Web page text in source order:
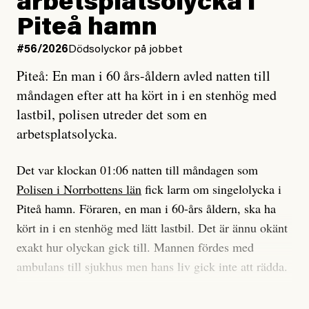
tidning?
Vad är bra journalistik?
Ett försök till korta svar som jag hoppas kan förtydliga
för Kuhn och Sassarinis-McGowan och andra hur jag
som chefredaktör ser på Dagens ETC:s uppdrag och
roll.
Vi skriver för våra läsare som vill bli informerade,
överraskade, bekräftade, utmanade – och som kräver
att vi granskar allt och alla.
Vi är som sagt en röd, grön och oberoende tidning.
Det betyder en annan journalistik än vad du hittar i
enligt uråldrig metod
och lade min sista ungdom
på att laga en gammal bod.
Jag sökte ljuset och meningen,
efter det som var rent, rätt och sant,
och aldrig såg jag det klarare än
när jag ombord på bussen hjälpte en tant.
#23/2026Intervjun
Jesper Lundby: ”Livet i sig
är ganska politiskt”
Piteå hamn
#56/2026 Dödsolyckor på jobbet
Piteå: En man i 60 års-åldern avled natten till
måndagen efter att ha kört in i en stenhög med
lastbil, polisen utreder det som en
arbetsplatsolycka.
Det var klockan 01:06 natten till måndagen som
Polisen i Norrbottens län fick larm om singelolycka i
Piteå hamn. Föraren, en man i 60-års åldern, ska ha
kört in i en stenhög med lätt lastbil. Det är ännu okänt
exakt hur olyckan gick till. Mannen fördes med
ambulans till sjukhus men hans liv gick inte att rädda.